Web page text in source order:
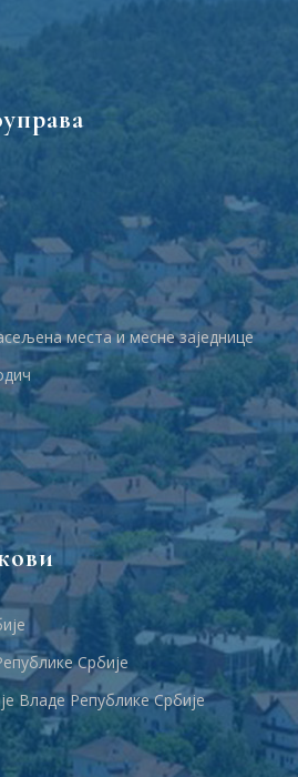
места и месне заједнице
Србије
Владе Републике Србије